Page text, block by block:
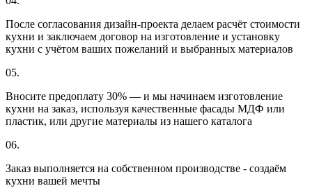
После согласования дизайн-проекта делаем расчёт стоимости
кухни и заключаем договор на изготовление и установку
кухни с учётом ваших пожеланий и выбранных материалов
05.
Вносите предоплату 30% — и мы начинаем изготовление
кухни на заказ, используя качественные фасады МДФ или
пластик, или другие материалы из нашего каталога
06.
Заказ выполняется на собственном производстве - создаём
кухни вашей мечты